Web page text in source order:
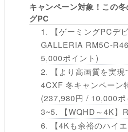
キャンペーン対象！この
グPC
1. 【ゲーミングPCデ
GALLERIA RM5C-
5,000ポイント)
2. 【より高画質を実
4CXF 冬キャンペーン
(237,980円 / 10,000ポ
3~5. 【WQHD～4K】
6. 【4Kも余裕のハイ